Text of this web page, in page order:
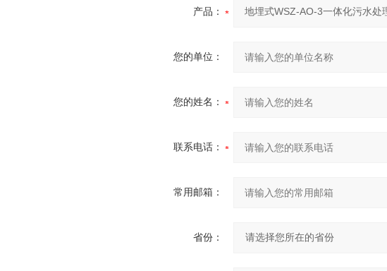
产品：
您的单位：
您的姓名：
联系电话：
常用邮箱：
省份：